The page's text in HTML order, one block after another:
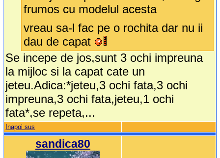
frumos cu modelul acesta
vreau sa-l fac pe o rochita dar nu ii
dau de capat
Se incepe de jos,sunt 3 ochi impreuna
la mijloc si la capat cate un
jeteu.Adica:*jeteu,3 ochi fata,3 ochi
impreuna,3 ochi fata,jeteu,1 ochi
fata*,se repeta,...
Inapoi sus
sandica80